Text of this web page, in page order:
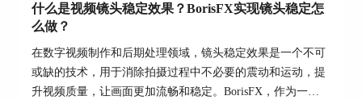
频中的各种问题，如噪点、闪烁、死像素等。
除了特效工具，Boris Continuum还提供了大量的特
效预设。这些预设可以帮助你快速实现各种复杂的
效果，从而大大提高你的工作效率。
什么是视频镜头稳定效果？BorisFX实现镜头稳定怎
么做？
在数字视频制作和后期处理领域，镜头稳定效果是一个不可
或缺的技术，用于消除拍摄过程中不必要的震动和运动，提
升视频质量，让画面更加流畅和稳定。BorisFX，作为一款